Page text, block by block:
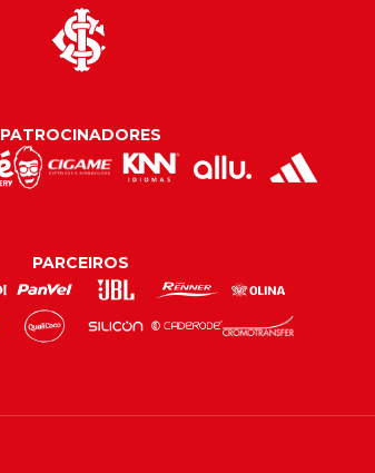
PATROCINADORES
PARCEIROS